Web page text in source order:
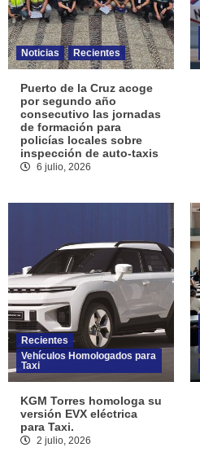
Noticias Recientes
Puerto de la Cruz acoge
por segundo año
consecutivo las jornadas
de formación para
policías locales sobre
inspección de auto-taxis
6 julio, 2026
Recientes
Vehículos Homologados para
Taxi
KGM Torres homologa su
versión EVX eléctrica
para Taxi.
2 julio, 2026